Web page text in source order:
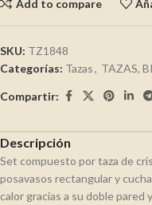
Add to compare
SKU: TZ1848
Categorías: Tazas, TAZAS,
Compartir:
Descripción
Set compuesto por taza de
posavasos rectangular y
calor gracias a su doble pared